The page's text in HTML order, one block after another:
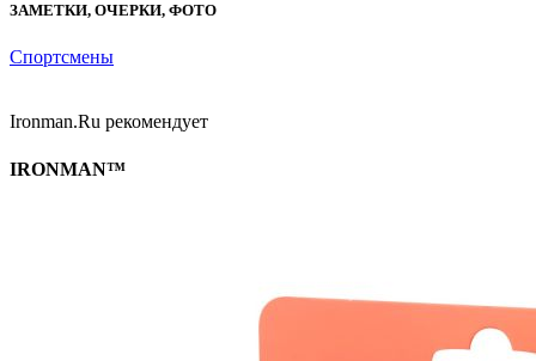
ЗАМЕТКИ, ОЧЕРКИ, ФОТО
Спортсмены
Ironman.Ru рекомендует
IRONMAN™